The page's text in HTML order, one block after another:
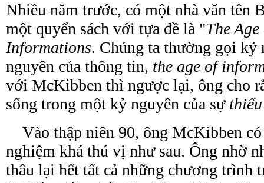
Nhiều năm trước, có một nhà văn tên
một quyển sách với tựa đề là "The
Informations. Chúng ta thường gọi kỷ
nguyên của thông tin, the age of
với McKibben thì ngược lại, ông cho
sống trong một kỷ nguyên của sự
Vào thập niên 90, ông McKibben
nghiệm khá thú vị như sau. Ông nhờ
thâu lại hết tất cả những chương trình